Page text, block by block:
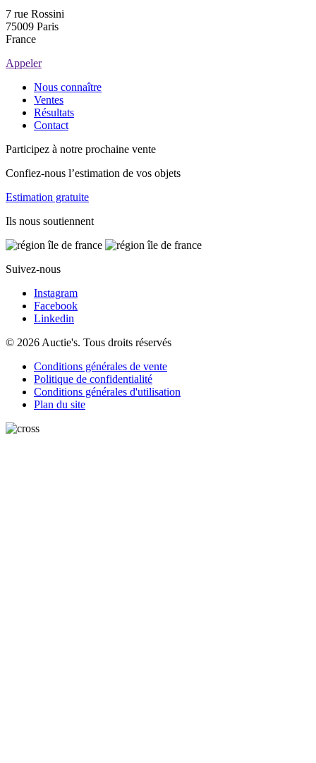
7 rue Rossini
75009 Paris
France
Appeler
Nous connaître
Ventes
Résultats
Contact
Participez à notre prochaine vente
Confiez-nous l’estimation de vos objets
Estimation gratuite
Ils nous soutiennent
Suivez-nous
Instagram
Facebook
Linkedin
© 2026 Auctie's. Tous droits réservés
Conditions générales de vente
Politique de confidentialité
Conditions générales d'utilisation
Plan du site